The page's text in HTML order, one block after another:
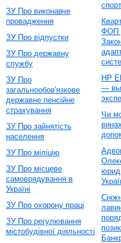
ЗУ Про виконавче
провадження
ЗУ Про відпустки
ЗУ Про державну
службу
ЗУ Про
загальнообов'язкове
державне пенсійне
страхування
ЗУ Про зайнятість
населення
ЗУ Про міліцію
ЗУ Про місцеве
самоврядування в
Україні
ЗУ Про охорону праці
ЗУ Про регулювання
містобудівної діяльності
ФОП
HP
—
Чи